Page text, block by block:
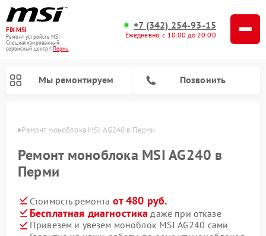
FIX-MSI
Ремонт устройств MSI
Специализированный
cервисный центр г.Пермь
+7 (342) 254-93-15
Ежедневно, с 10:00 до 20:00
Мы ремонтируем Позвонить
Ремонт моноблока MSI AG240 в Перми
Ремонт моноблока MSI AG240 в
Перми
Стоимость ремонта от 480 руб.
Бесплатная диагностика даже при отказе
Привезем и увезем моноблок MSI AG240 сами